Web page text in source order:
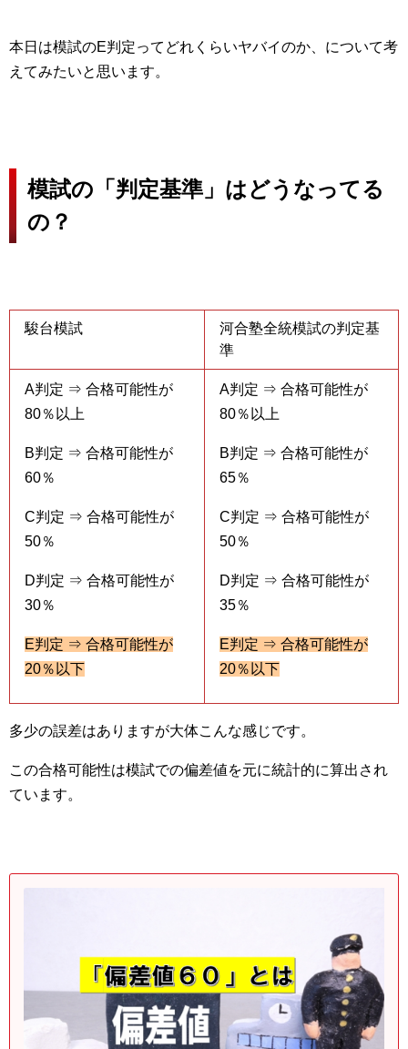
本日は模試のE判定ってどれくらいヤバイのか、について考
えてみたいと思います。
模試の「判定基準」はどうなってる
の？
駿台模試
河合塾全統模試の判定基
準
A判定 ⇒ 合格可能性が
80％以上
B判定 ⇒ 合格可能性が
60％
C判定 ⇒ 合格可能性が
50％
D判定 ⇒ 合格可能性が
30％
E判定 ⇒ 合格可能性が
20％以下
A判定 ⇒ 合格可能性が
80％以上
B判定 ⇒ 合格可能性が
65％
C判定 ⇒ 合格可能性が
50％
D判定 ⇒ 合格可能性が
35％
E判定 ⇒ 合格可能性が
20％以下
多少の誤差はありますが大体こんな感じです。
この合格可能性は模試での偏差値を元に統計的に算出され
ています。